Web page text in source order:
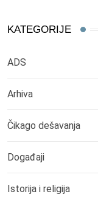
KATEGORIJE
ADS
Arhiva
Čikago dešavanja
Događaji
Istorija i religija